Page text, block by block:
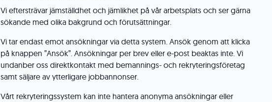
Vi eftersträvar jämställdhet och jämlikhet på vår arbetsplats och ser gärna
sökande med olika bakgrund och förutsättningar.
Vi tar endast emot ansökningar via detta system. Ansök genom att klicka
på knappen ”Ansök”. Ansökningar per brev eller e-post beaktas inte. Vi
undanber oss direktkontakt med bemannings- och rekryteringsföretag
samt säljare av ytterligare jobbannonser.
Vårt rekryteringssystem kan inte hantera anonyma ansökningar eller